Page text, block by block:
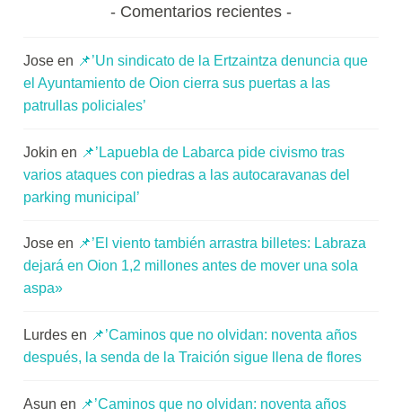
Comentarios recientes
Jose en 📌’Un sindicato de la Ertzaintza denuncia que
el Ayuntamiento de Oion cierra sus puertas a las
patrullas policiales’
Jokin en 📌’Lapuebla de Labarca pide civismo tras
varios ataques con piedras a las autocaravanas del
parking municipal’
Jose en 📌’El viento también arrastra billetes: Labraza
dejará en Oion 1,2 millones antes de mover una sola
aspa»
Lurdes en 📌’Caminos que no olvidan: noventa años
después, la senda de la Traición sigue llena de flores
Asun en 📌’Caminos que no olvidan: noventa años